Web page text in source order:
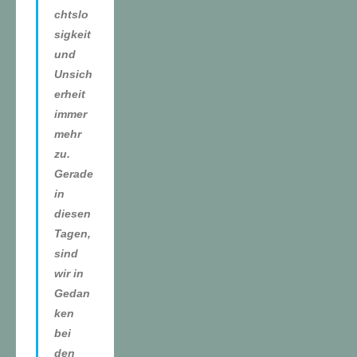
chtslo
sigkeit
und
Unsich
erheit
immer
mehr
zu.
Gerade
in
diesen
Tagen,
sind
wir in
Gedan
ken
bei
den